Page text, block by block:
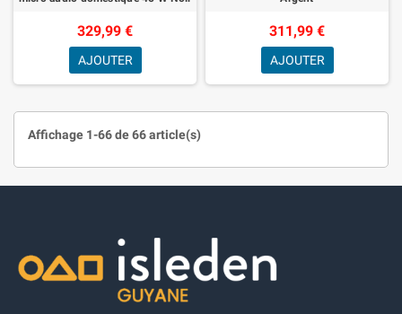
329,99 €
AJOUTER
311,99 €
AJOUTER
Affichage 1-66 de 66 article(s)